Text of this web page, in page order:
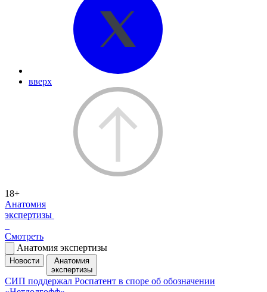
вверх
18+
Анатомия
экспертизы
Смотреть
Анатомия экспертизы
Новости
Анатомия
экспертизы
СИП поддержал Роспатент в споре об обозначении